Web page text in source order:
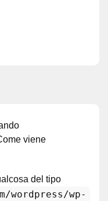
viene
del tipo
wp-